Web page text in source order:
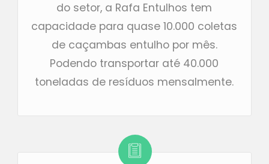
do setor, a Rafa Entulhos tem
capacidade para quase 10.000 coletas
de caçambas entulho por mês.
Podendo transportar até 40.000
toneladas de resíduos mensalmente.